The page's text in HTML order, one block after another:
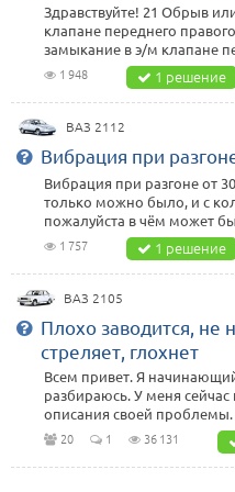
Здравствуйте! 21 Обрыв
клапане переднего
замыкание в э/м клапане
1 948 1 решение
ВАЗ 2112
Вибрация при
Вибрация при разгоне от
только можно было, и с
пожалуйста в чём может
1 757 1 решение
ВАЗ 2105
Плохо заводится, не
стреляет, глохнет
Всем привет. Я
разбираюсь. У меня
описания своей
20 1 36 131